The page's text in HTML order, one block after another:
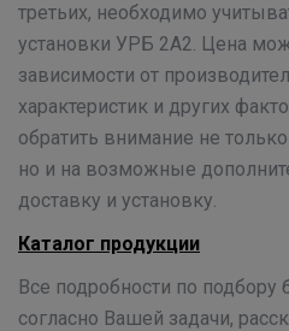
третьих, необходимо
установки УРБ 2А2. Цена
зависимости от
характеристик и других
обратить внимание не
но и на возможные
доставку и установку.
Каталог продукции
Все подробности по подбору
согласно Вашей задачи,